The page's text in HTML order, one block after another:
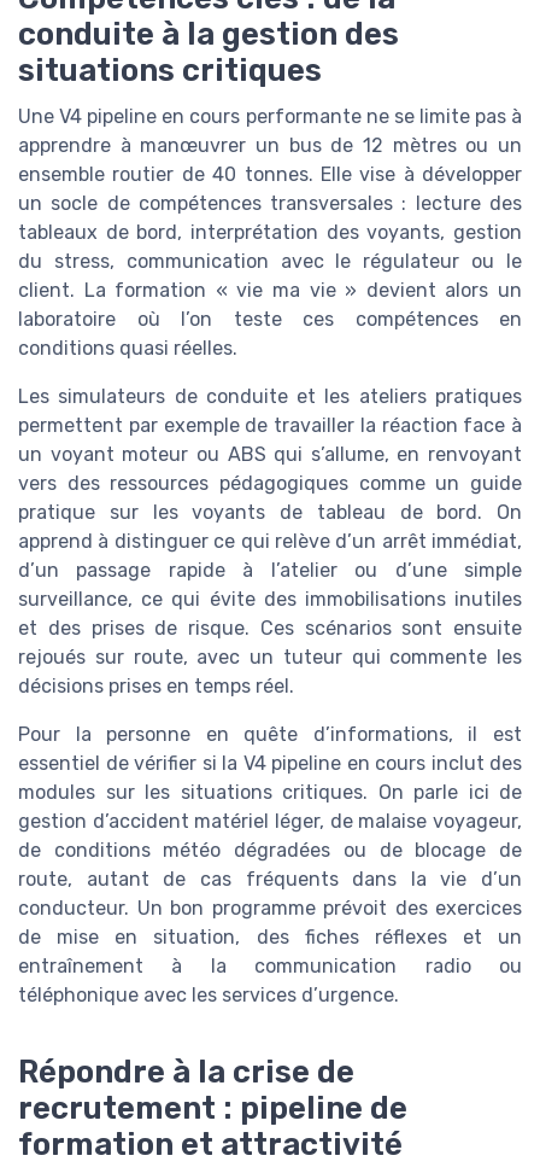
conduite à la gestion des
situations critiques
Une V4 pipeline en cours performante ne se limite pas à
apprendre à manœuvrer un bus de 12 mètres ou un
ensemble routier de 40 tonnes. Elle vise à développer
un socle de compétences transversales : lecture des
tableaux de bord, interprétation des voyants, gestion
du stress, communication avec le régulateur ou le
client. La formation « vie ma vie » devient alors un
laboratoire où l’on teste ces compétences en
conditions quasi réelles.
Les simulateurs de conduite et les ateliers pratiques
permettent par exemple de travailler la réaction face à
un voyant moteur ou ABS qui s’allume, en renvoyant
vers des ressources pédagogiques comme un guide
pratique sur les voyants de tableau de bord. On
apprend à distinguer ce qui relève d’un arrêt immédiat,
d’un passage rapide à l’atelier ou d’une simple
surveillance, ce qui évite des immobilisations inutiles
et des prises de risque. Ces scénarios sont ensuite
rejoués sur route, avec un tuteur qui commente les
décisions prises en temps réel.
Pour la personne en quête d’informations, il est
essentiel de vérifier si la V4 pipeline en cours inclut des
modules sur les situations critiques. On parle ici de
gestion d’accident matériel léger, de malaise voyageur,
de conditions météo dégradées ou de blocage de
route, autant de cas fréquents dans la vie d’un
conducteur. Un bon programme prévoit des exercices
de mise en situation, des fiches réflexes et un
entraînement à la communication radio ou
téléphonique avec les services d’urgence.
Répondre à la crise de
recrutement : pipeline de
formation et attractivité